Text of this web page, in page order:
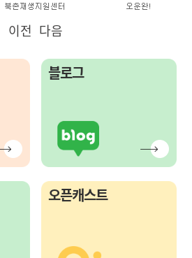
이전 다음
블로그
오픈캐스트